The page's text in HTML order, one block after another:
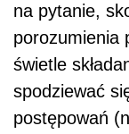
na pytanie,
porozumienia
świetle
spodziewać
postępowań